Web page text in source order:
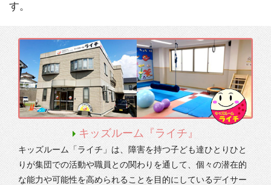
す。
キッズルーム『ライチ』
キッズルーム「ライチ」は、障害を持つ子ども達ひとりひと
りが集団での活動や職員との関わりを通して、個々の潜在的
な能力や可能性を高められることを目的にしているデイサー